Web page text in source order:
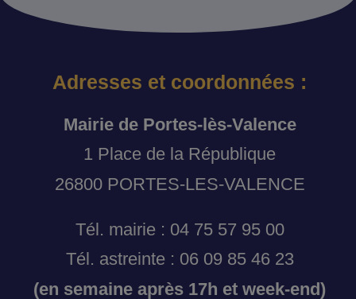
Adresses et coordonnées :
Mairie de Portes-lès-Valence
1 Place de la République
26800 PORTES-LES-VALENCE
Tél. mairie : 04 75 57 95 00
Tél. astreinte : 06 09 85 46 23
(en semaine après 17h et week-end)